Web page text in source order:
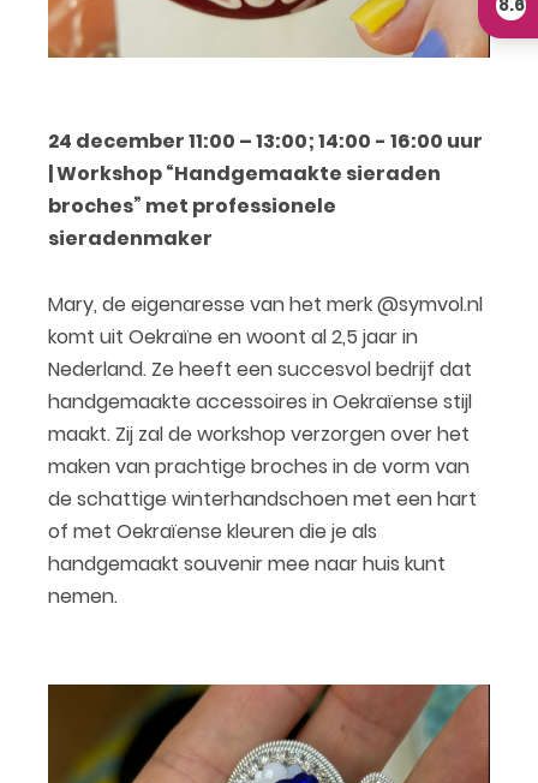
24 december 11:00 – 13:00; 14:00 - 16:00 uur
| Workshop “Handgemaakte sieraden
broches” met professionele
sieradenmaker
Mary, de eigenaresse van het merk @symvol.nl
komt uit Oekraïne en woont al 2,5 jaar in
Nederland. Ze heeft een succesvol bedrijf dat
handgemaakte accessoires in Oekraïense stijl
maakt. Zij zal de workshop verzorgen over het
maken van prachtige broches in de vorm van
de schattige winterhandschoen met een hart
of met Oekraïense kleuren die je als
handgemaakt souvenir mee naar huis kunt
nemen.